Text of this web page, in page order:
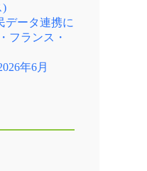
)
データ連携に
フランス・
年6月